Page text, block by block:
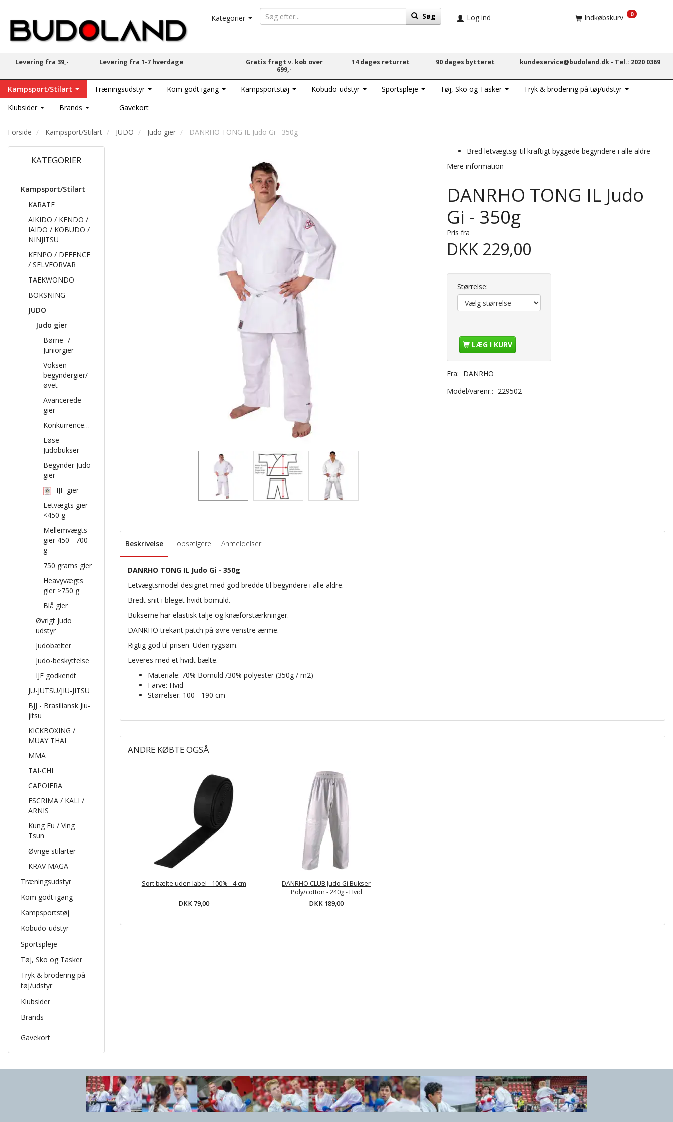
Kategorier Søg Log ind Indkøbskurv 0
Levering fra 39,- Levering fra 1-7 hverdage
Gratis fragt v. køb over
699,-
14 dages returret 90 dages bytteret kundeservice@budoland.dk - Tel.: 2020 0369
Kampsport/Stilart Træningsudstyr Kom godt igang Kampsportstøj Kobudo-udstyr Sportspleje Tøj, Sko og Tasker
Tryk & brodering på tøj/udstyr
Klubsider
Brands Gavekort
Forside Kampsport/Stilart JUDO Judo gier DANRHO TONG IL Judo Gi - 350g
KATEGORIER
Kampsport/Stilart
KARATE
AIKIDO / KENDO /
IAIDO / KOBUDO /
NINJITSU
KENPO / DEFENCE
/ SELVFORVAR
TAEKWONDO
BOKSNING
JUDO
Judo gier
Børne- /
Juniorgier
Voksen
begyndergier/
øvet
Avancerede
gier
Konkurrencegier
Løse
Judobukser
Begynder Judo
gier
IJF-gier
Letvægts gier
<450 g
Mellemvægts
gier 450 - 700
g
750 grams gier
Heavyvægts
gier >750 g
Blå gier
Øvrigt Judo
udstyr
Judobælter
Judo-beskyttelse
IJF godkendt
JU-JUTSU/JIU-JITSU
BJJ - Brasiliansk Jiu-
jitsu
KICKBOXING /
MUAY THAI
MMA
TAI-CHI
CAPOIERA
ESCRIMA / KALI /
ARNIS
Kung Fu / Ving
Tsun
Øvrige stilarter
KRAV MAGA
Træningsudstyr
Kom godt igang
Kampsportstøj
Kobudo-udstyr
Sportspleje
Tøj, Sko og Tasker
Tryk & brodering på
tøj/udstyr
Klubsider
Brands
Gavekort
Bred letvægtsgi til kraftigt byggede begyndere i alle aldre
Mere information
DANRHO TONG IL Judo
Gi - 350g
Pris fra
DKK 229,00
Størrelse:
LÆG I KURV
Fra: DANRHO
Model/varenr.: 229502
Beskrivelse Topsælgere Anmeldelser
DANRHO TONG IL Judo Gi - 350g
Letvægtsmodel designet med god bredde til begyndere i alle aldre.
Bredt snit i bleget hvidt bomuld.
Bukserne har elastisk talje og knæforstærkninger.
DANRHO trekant patch på øvre venstre ærme.
Rigtig god til prisen. Uden rygsøm.
Leveres med et hvidt bælte.
Materiale: 70% Bomuld /30% polyester (350g / m2)
Farve: Hvid
Størrelser: 100 - 190 cm
ANDRE KØBTE OGSÅ
Sort bælte uden label - 100% - 4 cm
DKK 79,00
DANRHO CLUB Judo Gi Bukser
Poly/cotton - 240g - Hvid
DKK 189,00